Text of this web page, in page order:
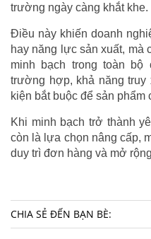
trường ngày càng khắt khe.
Điều này khiến doanh
hay năng lực sản xuất,
minh bạch trong toàn bộ
trường hợp, khả năng truy
kiện bắt buộc để sản
Khi minh bạch trở thành
còn là lựa chọn nâng cấp,
duy trì đơn hàng và mở
CHIA SẺ ĐẾN BẠN BÈ: